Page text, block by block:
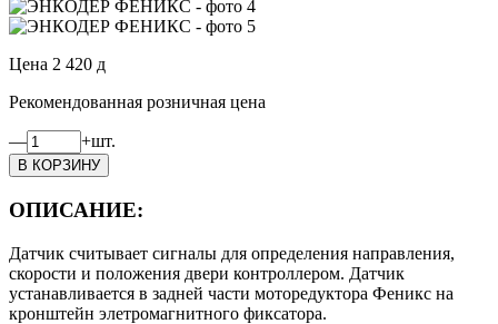
Цена 2 420 д
Рекомендованная розничная цена
— +шт.
ОПИСАНИЕ:
Датчик считывает сигналы для определения направления,
скорости и положения двери контроллером. Датчик
устанавливается в задней части моторедуктора Феникс на
кронштейн элетромагнитного фиксатора.